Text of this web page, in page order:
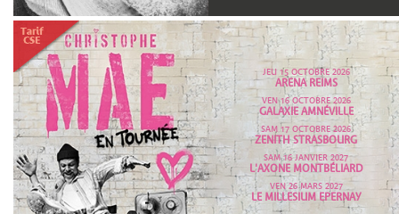
JEU 15 OCTOBRE 2026
ARENA REIMS
VEN 16 OCTOBRE 2026
GALAXIE AMNÉVILLE
SAM 17 OCTOBRE 2026
ZENITH STRASBOURG
SAM 16 JANVIER 2027
L'AXONE MONTBÉLIARD
VEN 26 MARS 2027
LE MILLESIUM EPERNAY